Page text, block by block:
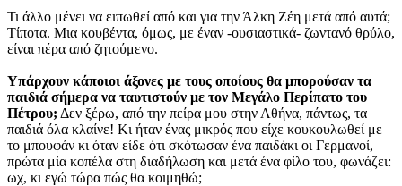
Τι άλλο μένει να ειπωθεί από και για την Άλκη Ζέη μετά από αυτά;
Τίποτα. Μια κουβέντα, όμως, με έναν -ουσιαστικά- ζωντανό θρύλο,
είναι πέρα από ζητούμενο.
Υπάρχουν κάποιοι άξονες με τους οποίους θα μπορούσαν τα
παιδιά σήμερα να ταυτιστούν με τον Μεγάλο Περίπατο του
Πέτρου; Δεν ξέρω, από την πείρα μου στην Αθήνα, πάντως, τα
παιδιά όλα κλαίνε! Κι ήταν ένας μικρός που είχε κουκουλωθεί με
το μπουφάν κι όταν είδε ότι σκότωσαν ένα παιδάκι οι Γερμανοί,
πρώτα μία κοπέλα στη διαδήλωση και μετά ένα φίλο του, φωνάζει:
ωχ, κι εγώ τώρα πώς θα κοιμηθώ;